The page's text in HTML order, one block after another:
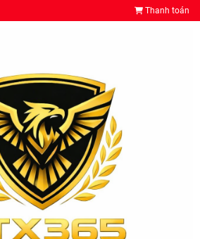
Thanh toán